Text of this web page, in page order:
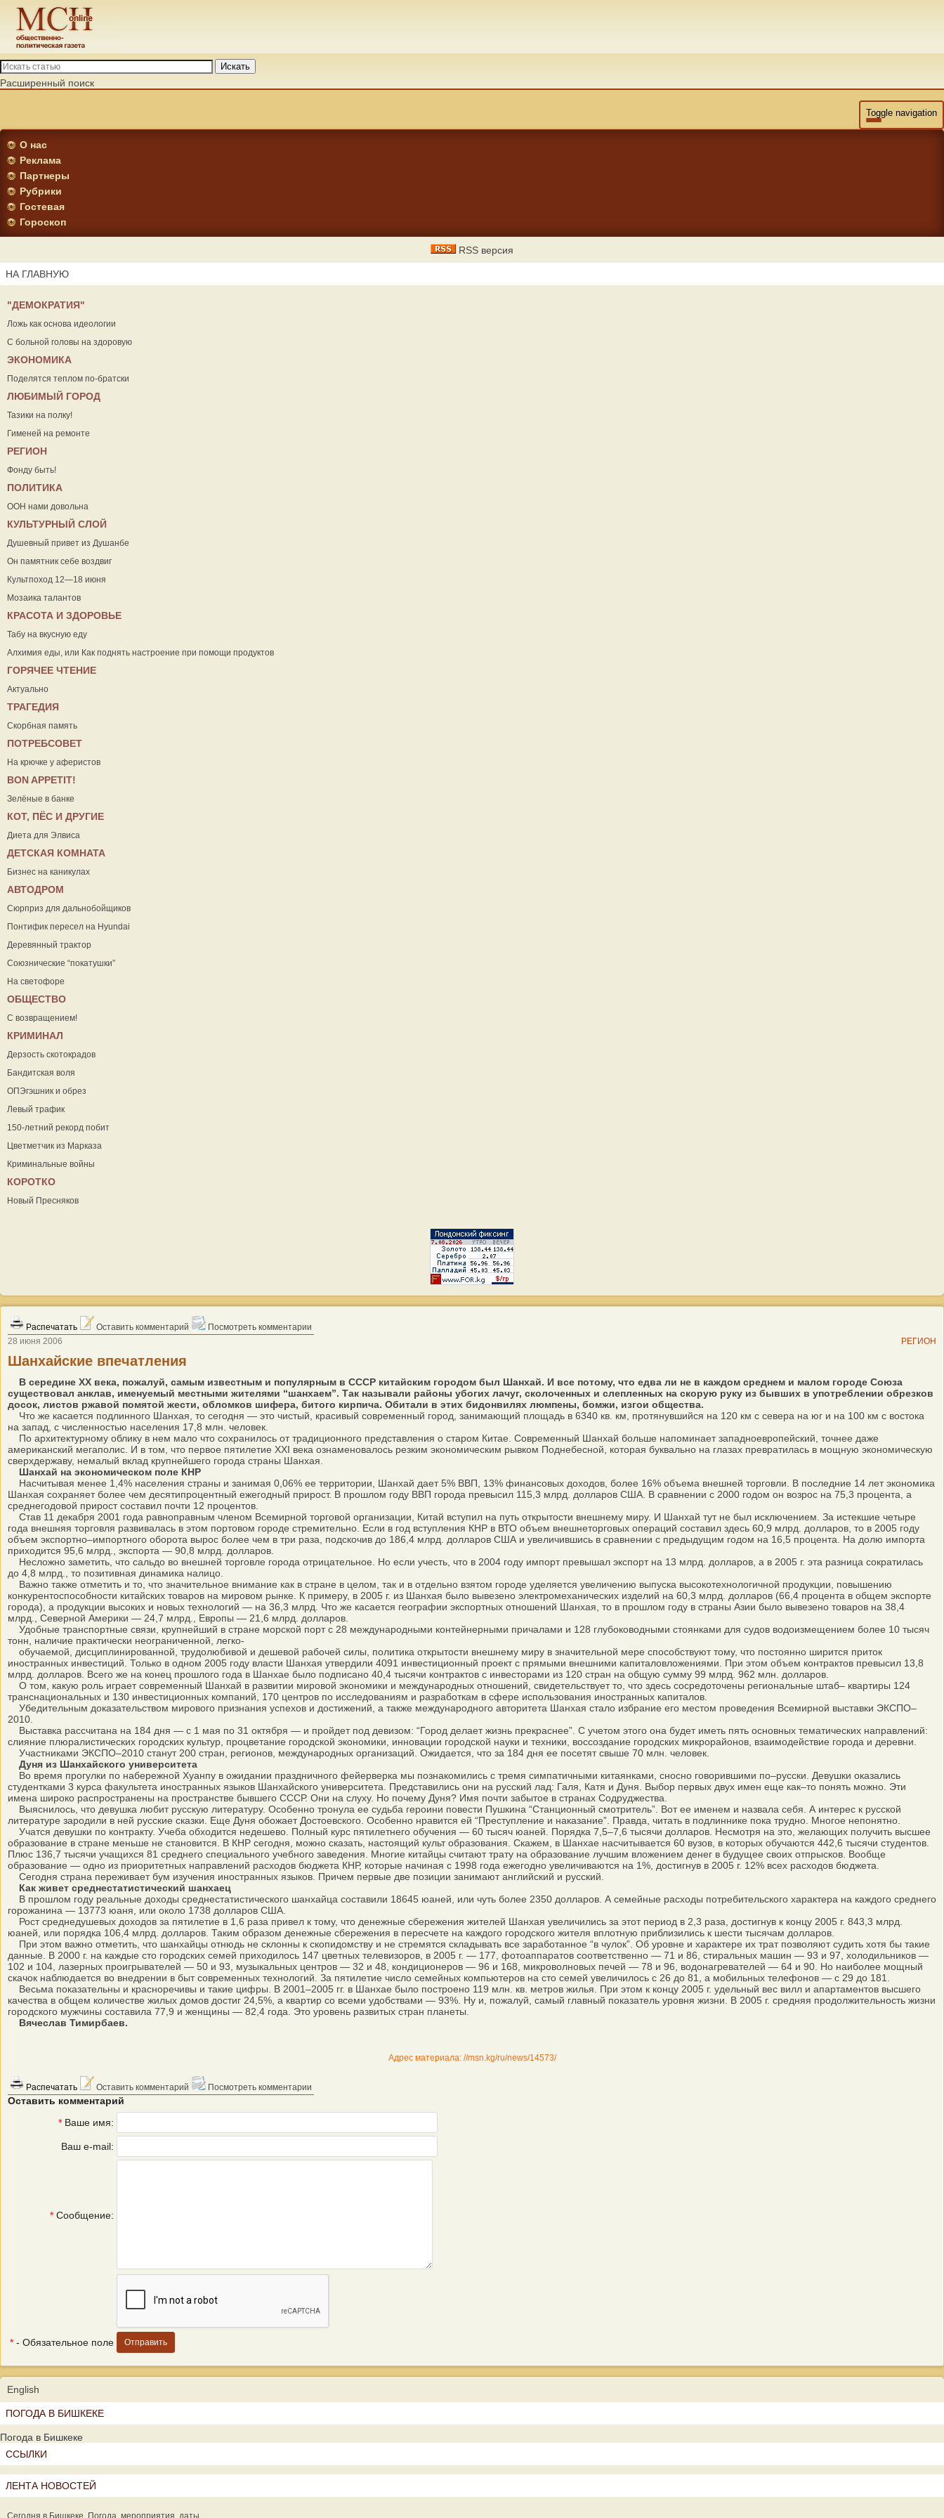
Искать
Расширенный поиск
Toggle navigation
О нас
Реклама
Партнеры
Рубрики
Гостевая
Гороскоп
RSS версия
НА ГЛАВНУЮ
"ДЕМОКРАТИЯ"
Ложь как основа идеологии
С больной головы на здоровую
ЭКОНОМИКА
Поделятся теплом по-братски
ЛЮБИМЫЙ ГОРОД
Тазики на полку!
Гименей на ремонте
РЕГИОН
Фонду быть!
ПОЛИТИКА
ООН нами довольна
КУЛЬТУРНЫЙ СЛОЙ
Душевный привет из Душанбе
Он памятник себе воздвиг
Культпоход 12—18 июня
Мозаика талантов
КРАСОТА И ЗДОРОВЬЕ
Табу на вкусную еду
Алхимия еды, или Как поднять настроение при помощи продуктов
ГОРЯЧЕЕ ЧТЕНИЕ
Актуально
ТРАГЕДИЯ
Скорбная память
ПОТРЕБСОВЕТ
На крючке у аферистов
ВON APPETIT!
Зелёные в банке
КОТ, ПЁС И ДРУГИЕ
Диета для Элвиса
ДЕТСКАЯ КОМНАТА
Бизнес на каникулах
АВТОДРОМ
Сюрприз для дальнобойщиков
Понтифик пересел на Hyundai
Деревянный трактор
Союзнические “покатушки”
На светофоре
ОБЩЕСТВО
С возвращением!
КРИМИНАЛ
Дерзость скотокрадов
Бандитская воля
ОПЭгэшник и обрез
Левый трафик
150-летний рекорд побит
Цветметчик из Марказа
Криминальные войны
КОРОТКО
Новый Пресняков
Распечатать Оставить комментарий
Посмотреть комментарии
28 июня 2006
РЕГИОН
Шанхайские впечатления
В середине XX века, пожалуй, самым известным и популярным в СССР китайским городом был Шанхай. И все потому, что едва ли не в каждом среднем и малом городе Союза
существовал анклав, именуемый местными жителями “шанхаем”. Так называли районы убогих лачуг, сколоченных и слепленных на скорую руку из бывших в употреблении обрезков
досок, листов ржавой помятой жести, обломков шифера, битого кирпича. Обитали в этих бидонвилях люмпены, бомжи, изгои общества.
Что же касается подлинного Шанхая, то сегодня — это чистый, красивый современный город, занимающий площадь в 6340 кв. км, протянувшийся на 120 км с севера на юг и на 100 км с востока
на запад, с численностью населения 17,8 млн. человек.
По архитектурному облику в нем мало что сохранилось от традиционного представления о старом Китае. Современный Шанхай больше напоминает западноевропейский, точнее даже
американский мегаполис. И в том, что первое пятилетие XXI века ознаменовалось резким экономическим рывком Поднебесной, которая буквально на глазах превратилась в мощную экономическую
сверхдержаву, немалый вклад крупнейшего города страны Шанхая.
Шанхай на экономическом поле КНР
Насчитывая менее 1,4% населения страны и занимая 0,06% ее территории, Шанхай дает 5% ВВП, 13% финансовых доходов, более 16% объема внешней торговли. В последние 14 лет экономика
Шанхая сохраняет более чем десятипроцентный ежегодный прирост. В прошлом году ВВП города превысил 115,3 млрд. долларов США. В сравнении с 2000 годом он возрос на 75,3 процента, а
среднегодовой прирост составил почти 12 процентов.
Став 11 декабря 2001 года равноправным членом Всемирной торговой организации, Китай вступил на путь открытости внешнему миру. И Шанхай тут не был исключением. За истекшие четыре
года внешняя торговля развивалась в этом портовом городе стремительно. Если в год вступления КНР в ВТО объем внешнеторговых операций составил здесь 60,9 млрд. долларов, то в 2005 году
объем экспортно–импортного оборота вырос более чем в три раза, подскочив до 186,4 млрд. долларов США и увеличившись в сравнении с предыдущим годом на 16,5 процента. На долю импорта
приходится 95,6 млрд., экспорта — 90,8 млрд. долларов.
Несложно заметить, что сальдо во внешней торговле города отрицательное. Но если учесть, что в 2004 году импорт превышал экспорт на 13 млрд. долларов, а в 2005 г. эта разница сократилась
до 4,8 млрд., то позитивная динамика налицо.
Важно также отметить и то, что значительное внимание как в стране в целом, так и в отдельно взятом городе уделяется увеличению выпуска высокотехнологичной продукции, повышению
конкурентоспособности китайских товаров на мировом рынке. К примеру, в 2005 г. из Шанхая было вывезено электромеханических изделий на 60,3 млрд. долларов (66,4 процента в общем экспорте
города), а продукции высоких и новых технологий — на 36,3 млрд. Что же касается географии экспортных отношений Шанхая, то в прошлом году в страны Азии было вывезено товаров на 38,4
млрд., Северной Америки — 24,7 млрд., Европы — 21,6 млрд. долларов.
Удобные транспортные связи, крупнейший в стране морской порт с 28 международными контейнерными причалами и 128 глубоководными стоянками для судов водоизмещением более 10 тысяч
тонн, наличие практически неограниченной, легко-
обучаемой, дисциплинированной, трудолюбивой и дешевой рабочей силы, политика открытости внешнему миру в значительной мере способствуют тому, что постоянно ширится приток
иностранных инвестиций. Только в одном 2005 году власти Шанхая утвердили 4091 инвестиционный проект с прямыми внешними капиталовложениями. При этом объем контрактов превысил 13,8
млрд. долларов. Всего же на конец прошлого года в Шанхае было подписано 40,4 тысячи контрактов с инвесторами из 120 стран на общую сумму 99 млрд. 962 млн. долларов.
О том, какую роль играет современный Шанхай в развитии мировой экономики и международных отношений, свидетельствует то, что здесь сосредоточены региональные штаб– квартиры 124
транснациональных и 130 инвестиционных компаний, 170 центров по исследованиям и разработкам в сфере использования иностранных капиталов.
Убедительным доказательством мирового признания успехов и достижений, а также международного авторитета Шанхая стало избрание его местом проведения Всемирной выставки ЭКСПО–
2010.
Выставка рассчитана на 184 дня — с 1 мая по 31 октября — и пройдет под девизом: “Город делает жизнь прекраснее”. С учетом этого она будет иметь пять основных тематических направлений:
слияние плюралистических городских культур, процветание городской экономики, инновации городской науки и техники, воссоздание городских микрорайонов, взаимодействие города и деревни.
Участниками ЭКСПО–2010 станут 200 стран, регионов, международных организаций. Ожидается, что за 184 дня ее посетят свыше 70 млн. человек.
Дуня из Шанхайского университета
Во время прогулки по набережной Хуанпу в ожидании праздничного фейерверка мы познакомились с тремя симпатичными китаянками, сносно говорившими по–русски. Девушки оказались
студентками 3 курса факультета иностранных языков Шанхайского университета. Представились они на русский лад: Галя, Катя и Дуня. Выбор первых двух имен еще как–то понять можно. Эти
имена широко распространены на пространстве бывшего СССР. Они на слуху. Но почему Дуня? Имя почти забытое в странах Содруджества.
Выяснилось, что девушка любит русскую литературу. Особенно тронула ее судьба героини повести Пушкина “Станционный смотритель”. Вот ее именем и назвала себя. А интерес к русской
литературе зародили в ней русские сказки. Еще Дуня обожает Достоевского. Особенно нравится ей “Преступление и наказание”. Правда, читать в подлиннике пока трудно. Многое непонятно.
Учатся девушки по контракту. Учеба обходится недешево. Полный курс пятилетнего обучения — 60 тысяч юаней. Порядка 7,5–7,6 тысячи долларов. Несмотря на это, желающих получить высшее
образование в стране меньше не становится. В КНР сегодня, можно сказать, настоящий культ образования. Скажем, в Шанхае насчитывается 60 вузов, в которых обучаются 442,6 тысячи студентов.
Плюс 136,7 тысячи учащихся 81 среднего специального учебного заведения. Многие китайцы считают трату на образование лучшим вложением денег в будущее своих отпрысков. Вообще
образование — одно из приоритетных направлений расходов бюджета КНР, которые начиная с 1998 года ежегодно увеличиваются на 1%, достигнув в 2005 г. 12% всех расходов бюджета.
Сегодня страна переживает бум изучения иностранных языков. Причем первые две позиции занимают английский и русский.
Как живет среднестатистический шанхаец
В прошлом году реальные доходы среднестатистического шанхайца составили 18645 юаней, или чуть более 2350 долларов. А семейные расходы потребительского характера на каждого среднего
горожанина — 13773 юаня, или около 1738 долларов США.
Рост среднедушевых доходов за пятилетие в 1,6 раза привел к тому, что денежные сбережения жителей Шанхая увеличились за этот период в 2,3 раза, достигнув к концу 2005 г. 843,3 млрд.
юаней, или порядка 106,4 млрд. долларов. Таким образом денежные сбережения в пересчете на каждого городского жителя вплотную приблизились к шести тысячам долларов.
При этом важно отметить, что шанхайцы отнюдь не склонны к скопидомству и не стремятся складывать все заработанное “в чулок”. Об уровне и характере их трат позволяют судить хотя бы такие
данные. В 2000 г. на каждые сто городских семей приходилось 147 цветных телевизоров, в 2005 г. — 177, фотоаппаратов соответственно — 71 и 86, стиральных машин — 93 и 97, холодильников —
102 и 104, лазерных проигрывателей — 50 и 93, музыкальных центров — 32 и 48, кондиционеров — 96 и 168, микроволновых печей — 78 и 96, водонагревателей — 64 и 90. Но наиболее мощный
скачок наблюдается во внедрении в быт современных технологий. За пятилетие число семейных компьютеров на сто семей увеличилось с 26 до 81, а мобильных телефонов — с 29 до 181.
Весьма показательны и красноречивы и такие цифры. В 2001–2005 гг. в Шанхае было построено 119 млн. кв. метров жилья. При этом к концу 2005 г. удельный вес вилл и апартаментов высшего
качества в общем количестве жилых домов достиг 24,5%, а квартир со всеми удобствами — 93%. Ну и, пожалуй, самый главный показатель уровня жизни. В 2005 г. средняя продолжительность жизни
городского мужчины составила 77,9 и женщины — 82,4 года. Это уровень развитых стран планеты.
Вячеслав Тимирбаев.
Адрес материала: //msn.kg/ru/news/14573/
Распечатать Оставить комментарий Посмотреть комментарии
Оставить комментарий
* Ваше имя:
Ваш e-mail:
* Сообщение:
* - Обязательное поле
English
ПОГОДА В БИШКЕКЕ
Погода в Бишкеке
ССЫЛКИ
ЛЕНТА НОВОСТЕЙ
Сегодня в Бишкеке. Погода, мероприятия, даты